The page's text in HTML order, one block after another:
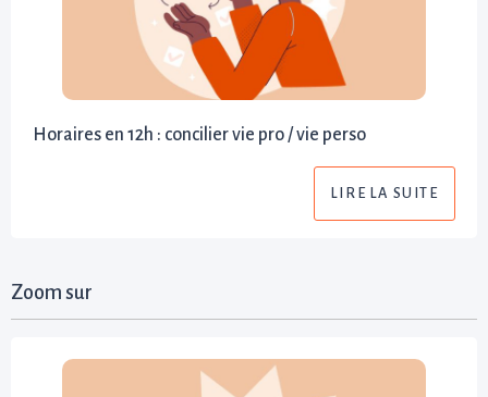
Horaires en 12h : concilier vie pro / vie perso
LIRE LA SUITE
Zoom sur